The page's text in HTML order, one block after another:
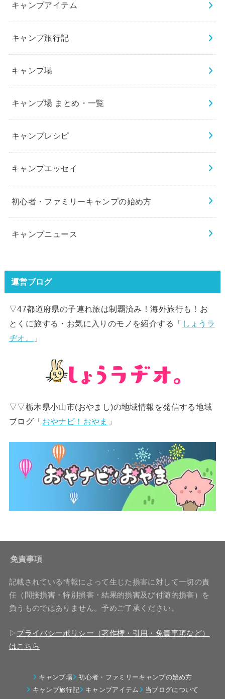
キャンプアイテム
キャンプ旅行記
キャンプ場
キャンプ場 まとめ・一覧
キャンプレシピ
キャンプエッセイ
初心者・ファミリーキャンプの始め方
キャンプニュース
運営ブログ
▽47都道府県の子連れ旅は制覇済み！海外旅行も！お
とくに旅する・お気に入りのモノを紹介する「 しょうラ
ヂオ。
」
▽▽栃木県小山市(おやまし)の地域情報を発信する地域
ブログ「おやナビ！おやま 」
免責事項
記載されている情報によって生じた損害に対して一切の責
任（間接損害・特別損害・結果的損害及び付随的損害）を
負うものではありません。予めご了承ください。
▷ プライバシーポリシー（著作権・引用・免責事項など）
はこちら
キャンプ場
初心者・ファミリーキャンプの始め方
キャンプ旅行記
キャンプアイテム 当ブログについて